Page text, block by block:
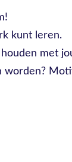
kunt leren.
met
worden?